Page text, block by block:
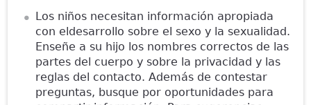
Los niños necesitan información apropiada
con eldesarrollo sobre el sexo y la sexualidad.
Enseñe a su hijo los nombres correctos de las
partes del cuerpo y sobre la privacidad y las
reglas del contacto. Además de contestar
preguntas, busque por oportunidades para